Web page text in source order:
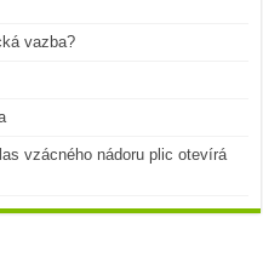
vazba?
vzácného nádoru plic otevírá